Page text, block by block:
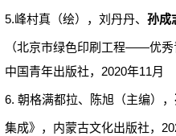
5.峰村真（绘），刘丹丹、 孙成
（北京市绿色印刷工程——优秀
中国青年出版社，2020年11月
6. 朝格满都拉、陈旭（主编），
集成》，内蒙古文化出版社，